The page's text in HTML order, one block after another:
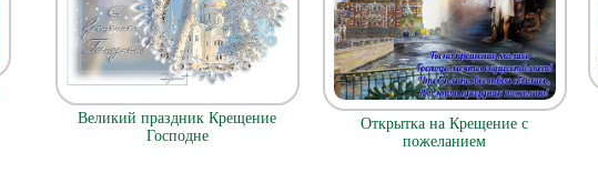
Великий праздник Крещение
Господне
Открытка на Крещение с
пожеланием